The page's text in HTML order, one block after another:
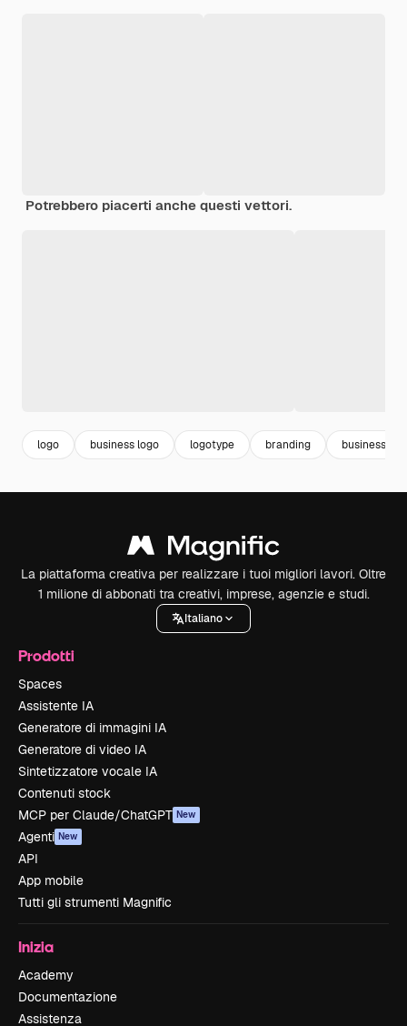
Potrebbero piacerti anche questi vettori.
logo business logo logotype branding business
La piattaforma creativa per realizzare i tuoi migliori lavori. Oltre
1 milione di abbonati tra creativi, imprese, agenzie e studi.
Italiano
Prodotti
Spaces
Assistente IA
Generatore di immagini IA
Generatore di video IA
Sintetizzatore vocale IA
Contenuti stock
MCP per Claude/ChatGPT New
Agenti New
API
App mobile
Tutti gli strumenti Magnific
Inizia
Academy
Documentazione
Assistenza